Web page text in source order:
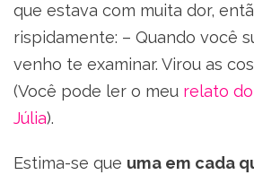
que estava com muita dor,
rispidamente: – Quando você
venho te examinar. Virou as
(Você pode ler o meu relato
Júlia).
Estima-se que uma em cada